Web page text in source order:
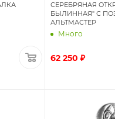
СЕРЕБРЯНАЯ
БЫЛИННАЯ" С
АЛЬТМАСТЕР
Много
62 250 ₽